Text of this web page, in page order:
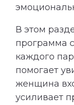
В этом
программа
каждого
помогает
женщина
усиливает